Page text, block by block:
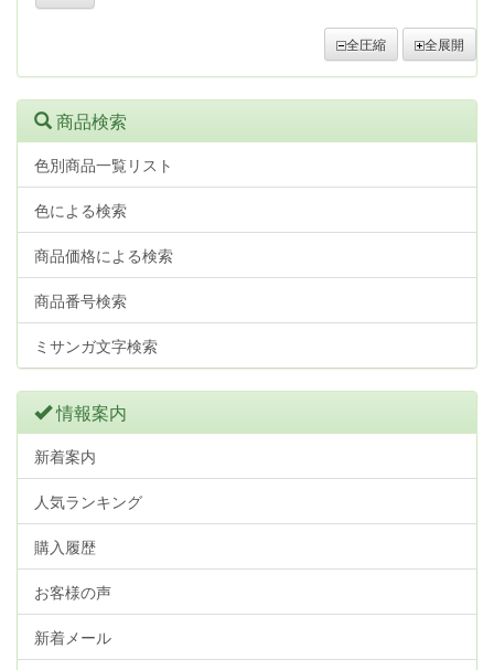
全圧縮 全展開
商品検索
色別商品一覧リスト
色による検索
商品価格による検索
商品番号検索
ミサンガ文字検索
情報案内
新着案内
人気ランキング
購入履歴
お客様の声
新着メール